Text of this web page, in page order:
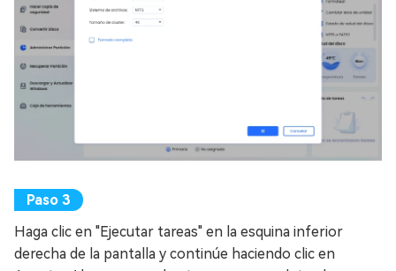
Haga clic en "Ejecutar tareas" en la esquina inferior
derecha de la pantalla y continúe haciendo clic en